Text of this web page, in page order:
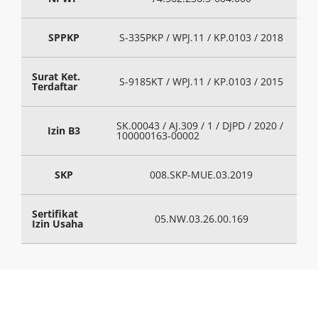
SPPKP S-335PKP / WPJ.11 / KP.0103 / 2018
Surat Ket.
Terdaftar S-9185KT / WPJ.11 / KP.0103 / 2015
Izin B3 SK.00043 / AJ.309 / 1 / DJPD / 2020 /
100000163-00002
SKP 008.SKP-MUE.03.2019
Sertifikat
Izin Usaha 05.NW.03.26.00.169